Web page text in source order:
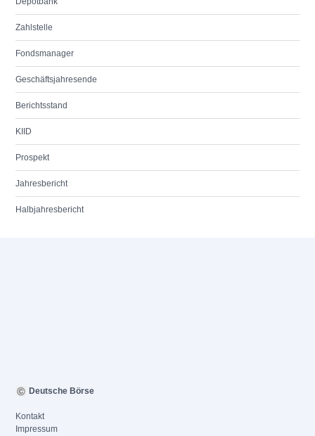
Zahlstelle
Fondsmanager
Geschäftsjahresende
Berichtsstand
KIID
Prospekt
Jahresbericht
Halbjahresbericht
Deutsche Börse
Kontakt
Impressum